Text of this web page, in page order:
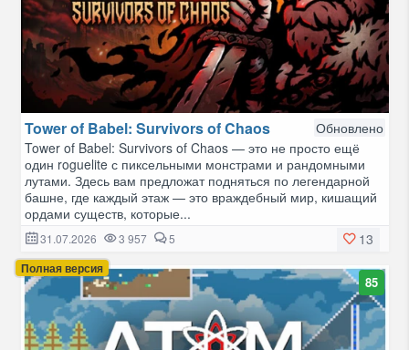
Tower of Babel: Survivors of Chaos
Обновлено
Tower of Babel: Survivors of Chaos — это не просто ещё
один roguelite с пиксельными монстрами и рандомными
лутами. Здесь вам предложат подняться по легендарной
башне, где каждый этаж — это враждебный мир, кишащий
ордами существ, которые...
13
31.07.2026 3 957 5
Полная версия
85